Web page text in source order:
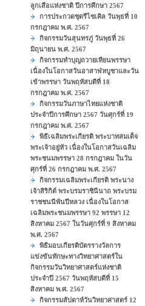
ลูกเสือแห่งชาติ ปีการศึกษา 2567
การประกวดชุดรีไซเคิล วันพุธที่ 10
กรกฎาคม พ.ศ. 2567
กิจกรรมวันสุนทรภู่ วันพุธที่ 26
มิถุนายน พ.ศ. 2567
กิจกรรมทำบุญถวายเทียนพรรษา
เนื่องในโอกาสวันอาสาฬหบูชาและวัน
เข้าพรรษา วันพฤหัสบดีที่ 18
กรกฎาคม พ.ศ. 2567
กิจกรรมวันภาษาไทยแห่งชาติ
ประจำปีการศึกษา 2567 วันศุกร์ที่ 19
กรกฎาคม พ.ศ. 2567
พิธีเฉลิมพระเกียรติ พระบาทสมเด็จ
พระเจ้าอยู่หัว เนื่องในโอกาสวันเฉลิม
พระชนมพรรษา 28 กรกฎาคม ในวัน
ศุกร์ที่ 26 กรกฎาคม พ.ศ. 2567
กิจกรรมเฉลิมพระเกียรติ พระนาง
เจ้าสิริกิต์ พระบรมราชินีนาถ พระบรม
ราชชนนีพันปีหลวง เนื่องในโอกาส
เฉลิมพระชนมพรรษา 92 พรรษา 12
สิงหาคม 2567 ในวันศุกร์ที่ 9 สิงหาคม
พ.ศ. 2567
พิธีมอบเกียรติบัตรรางวัลการ
แข่งขันทักษะทางวิทยาศาสตร์ใน
กิจกรรมวันวิทยาศาสตร์แห่งชาติ
ประจำปี 2567 วันพฤหัสบดีที่ 15
สิงหาคม พ.ศ. 2567
กิจกรรมสัปดาห์วันวิทยาศาสตร์ 12